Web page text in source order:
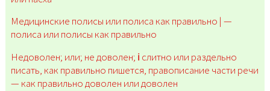
Медицинские полисы или полиса как правильно | —
полиса или полисы как правильно
Недоволен; или; не доволен; ℹ️ слитно или раздельно
писать, как правильно пишется, правописание части речи
— как правильно доволен или доволен